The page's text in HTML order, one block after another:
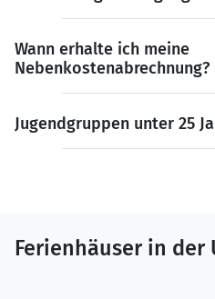
Wann erhalte ich meine
Nebenkostenabrechnung?
Jugendgruppen unter 25
Ferienhäuser in der